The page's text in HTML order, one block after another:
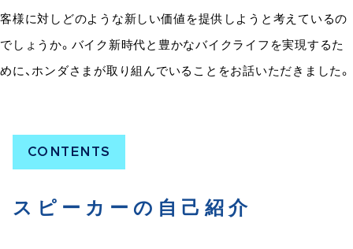
客様に対しどのような新しい価値を提供しようと考えているの
でしょうか。バイク新時代と豊かなバイクライフを実現するた
めに、ホンダさまが取り組んでいることをお話いただきました。
スピーカーの自己紹介